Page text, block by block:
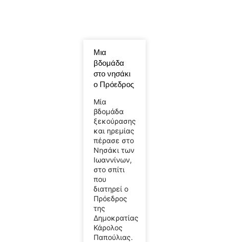
Μια
βδομάδα
στο νησάκι
ο Πρόεδρος
Μία
βδομάδα
ξεκούρασης
και ηρεμίας
πέρασε στο
Νησάκι των
Ιωαννίνων,
στο σπίτι
που
διατηρεί ο
Πρόεδρος
της
Δημοκρατίας
Κάρολος
Παπούλιας.